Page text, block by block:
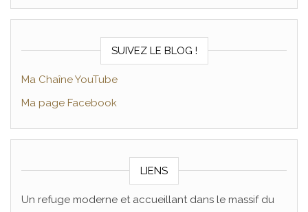
SUIVEZ LE BLOG !
Ma Chaîne YouTube
Ma page Facebook
LIENS
Un refuge moderne et accueillant dans le massif du